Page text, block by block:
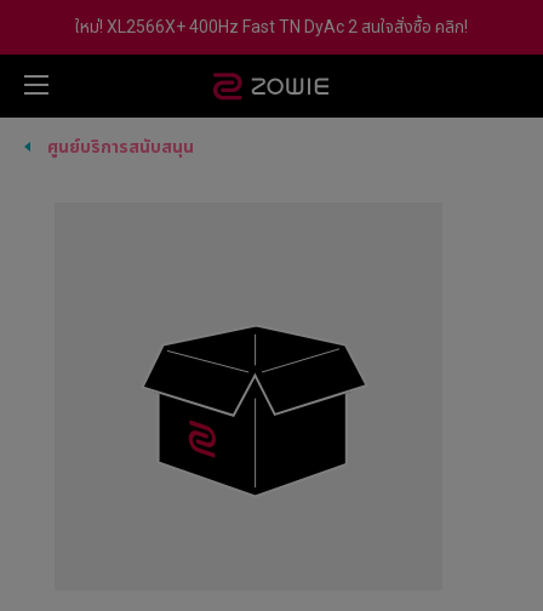
ใหม่! XL2566X+ 400Hz Fast TN DyAc 2 สนใจสั่งซื้อ คลิก!
ศูนย์บริการสนับสนุน